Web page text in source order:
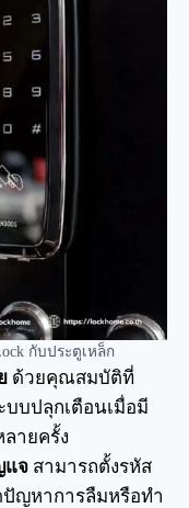
กับประตูเหล็ก
ด้วยคุณสมบัติที่
บบปลุกเตือนเมื่อมี
ายครั้ง
แจสามารถตั้งรหัส
ญหาการลืมหรือทำ